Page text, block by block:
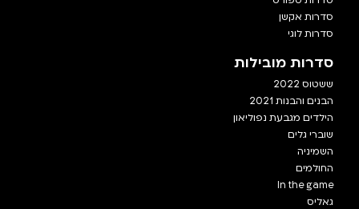
סדרות אקשן
סדרות לוגי
סדרות מובילות
ששטוס 2022
הבנים והבנות 2021
הילדים מגבעת נפוליאון
שוברי גלים
השמיניה
החולמים
In the game
גאליס